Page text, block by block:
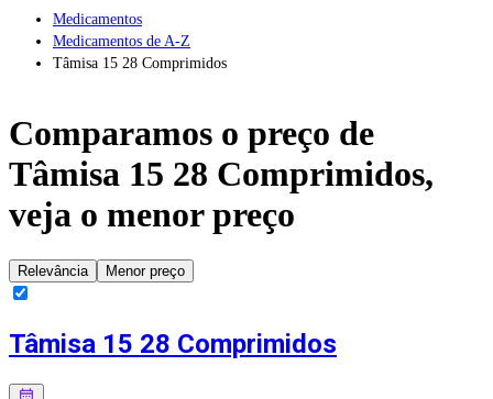
Medicamentos
Medicamentos de A-Z
Tâmisa 15 28 Comprimidos
Comparamos o preço de
Tâmisa 15 28 Comprimidos,
veja o menor preço
Relevância Menor preço
Tâmisa 15 28 Comprimidos